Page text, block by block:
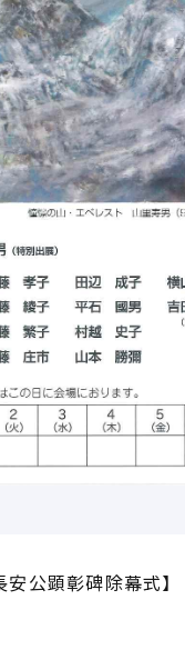
安公顕彰碑除幕式】